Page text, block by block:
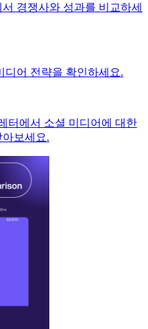
경쟁사와 성과를 비교하세
디어 전략을 확인하세요.
터에서 소셜 미디어에 대한
보세요.